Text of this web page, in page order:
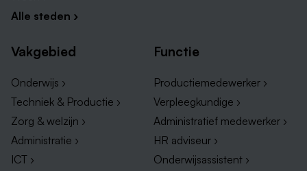
Alle steden ›
Vakgebied
Onderwijs ›
Techniek & Productie ›
Zorg & welzijn ›
Administratie ›
ICT ›
Functie
Productiemedewerker ›
Verpleegkundige ›
Administratief medewerker ›
HR adviseur ›
Onderwijsassistent ›